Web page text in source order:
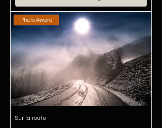
Photo Award
Sur la route